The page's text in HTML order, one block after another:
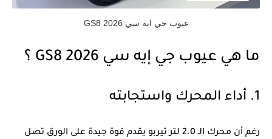
عيوب جي ايه سي GS8 2026
ما هي عيوب جي إيه سي GS8 2026 ؟
1. أداء المحرك واستجابته
رغم أن محرك الـ 2.0 لتر تيربو يقدم قوة جيدة على الورق تصل